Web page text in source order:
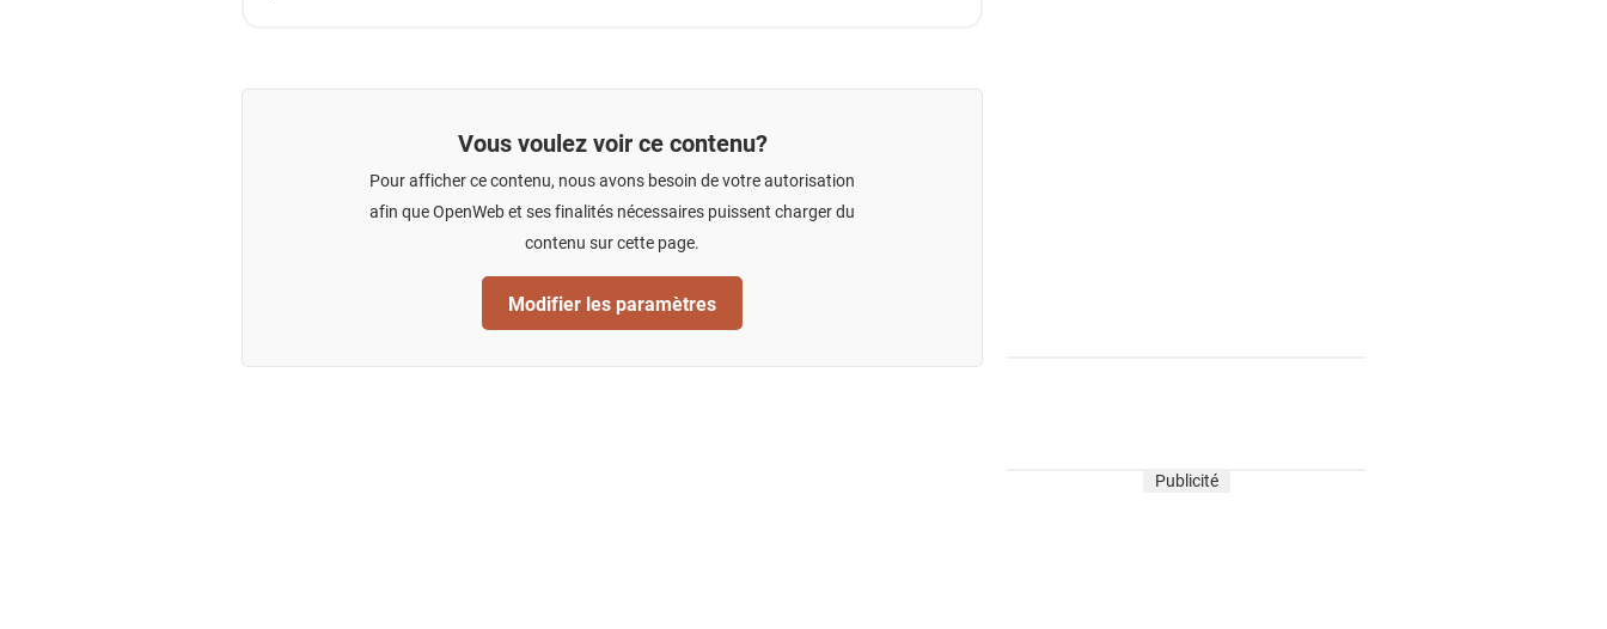
Vous voulez voir ce contenu?
Pour afficher ce contenu, nous avons besoin de votre autorisation
afin que OpenWeb et ses finalités nécessaires puissent charger du
contenu sur cette page.
Modifier les paramètres
Publicité